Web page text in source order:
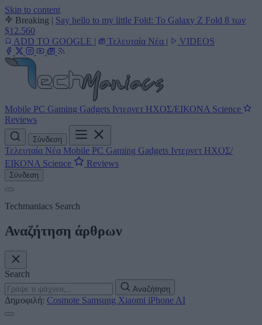
Skip to content
Breaking | Say hello to my little Fold: Το Galaxy Z Fold 8 των
$12.560
ADD TO GOOGLE | Τελευταία Νέα | VIDEOS
Mobile PC Gaming Gadgets Ιντερνετ ΗΧΟΣ/ΕΙΚΟΝΑ Science
Reviews
Σύνδεση
Τελευταία Νέα Mobile PC Gaming Gadgets Ιντερνετ ΗΧΟΣ/
ΕΙΚΟΝΑ Science Reviews
Σύνδεση
Techmaniacs Search
Αναζήτηση άρθρων
Search
Αναζήτηση
Δημοφιλή: Cosmote Samsung Xiaomi iPhone AI